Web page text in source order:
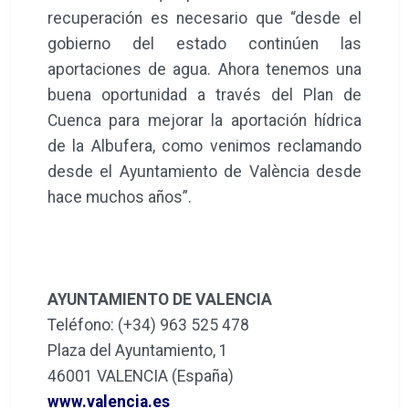
recuperación es necesario que “desde el
gobierno del estado continúen las
aportaciones de agua. Ahora tenemos una
buena oportunidad a través del Plan de
Cuenca para mejorar la aportación hídrica
de la Albufera, como venimos reclamando
desde el Ayuntamiento de València desde
hace muchos años”.
AYUNTAMIENTO DE VALENCIA
Teléfono: (+34) 963 525 478
Plaza del Ayuntamiento, 1
46001 VALENCIA (España)
www.valencia.es